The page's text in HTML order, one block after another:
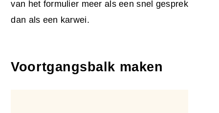
van het formulier meer als een snel gesprek
dan als een karwei.
Voortgangsbalk maken